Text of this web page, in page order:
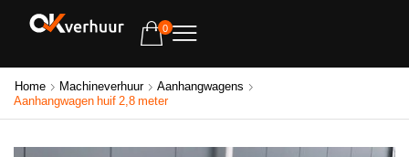
0
Home Machineverhuur
Aanhangwagens
Aanhangwagen huif 2,8 meter